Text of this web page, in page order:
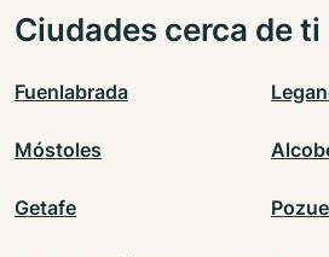
Ciudades cerca de ti
Fuenlabrada
Móstoles
Getafe